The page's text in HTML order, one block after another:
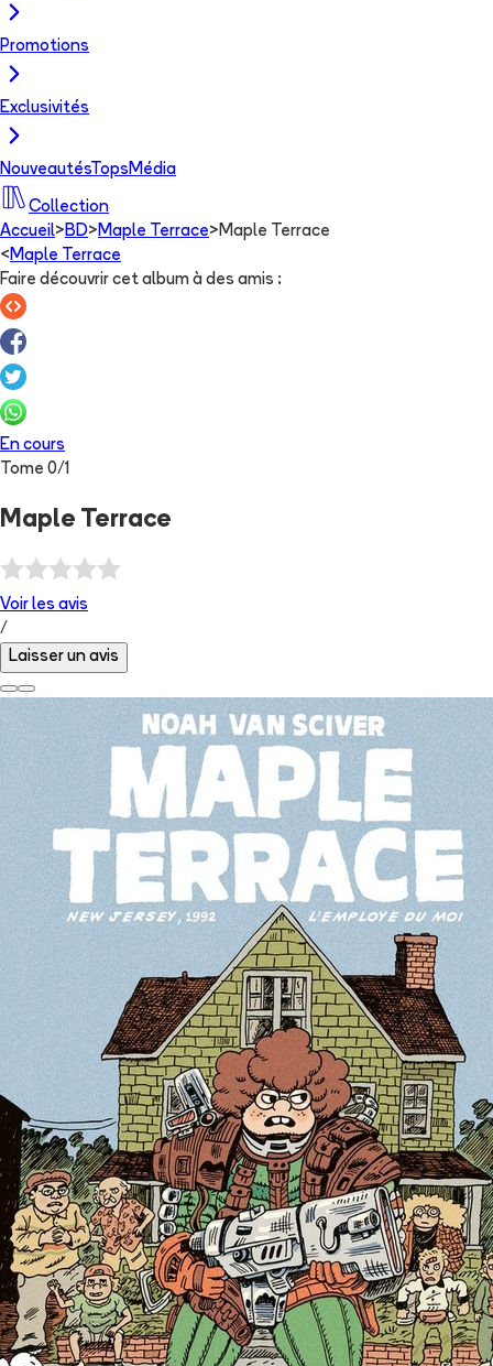
Promotions
Exclusivités
NouveautésTops Média
Collection
Accueil> BD> Maple Terrace> Maple Terrace
< Maple Terrace
Faire découvrir cet album à des amis :
En cours
Tome 0/1
Maple Terrace
Voir les avis
/
Laisser un avis